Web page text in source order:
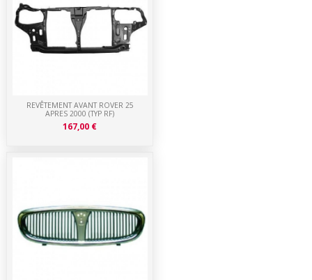
REVÊTEMENT AVANT ROVER 25
APRES 2000 (TYP RF)
167,00 €